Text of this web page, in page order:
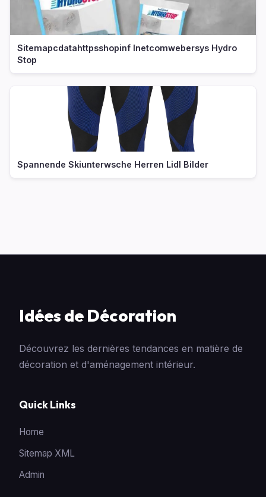
Sitemapcdatahttpsshopinf Inetcomwebersys Hydro
Stop
Spannende Skiunterwsche Herren Lidl Bilder
Idées de Décoration
Découvrez les dernières tendances en matière de
décoration et d'aménagement intérieur.
Quick Links
Home
Sitemap XML
Admin